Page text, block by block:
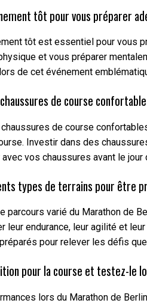
tôt pour vous préparer
tôt est essentiel pour vous
et vous préparer
de cet événement
de course
de course
Investir dans des
vos chaussures avant le
types de terrains pour être
parcours varié du Marathon de
leur endurance, leur agilité et
pour relever les défis
pour la course et testez-le
lors du Marathon de